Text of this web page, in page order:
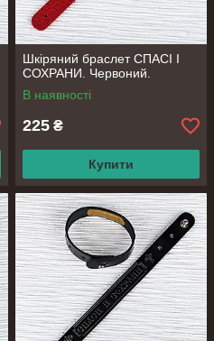
Шкіряний браслет СПАСІ І
СОХРАНИ. Червоний.
В наявності
225 ₴
Купити